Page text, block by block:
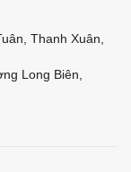
Thanh Xuân,
Long Biên,